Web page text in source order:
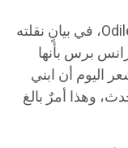
وأضافت أوديل بيزاتو Odile Pizzato، في بيانٍ نقلته
برس بأنها
اليوم أن ابني
وهذا أمرٌ بالغ